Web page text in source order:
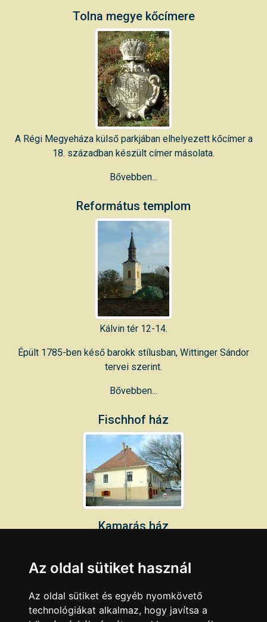
Tolna megye kőcímere
A Régi Megyeháza külső parkjában elhelyezett kőcímer a
18. században készült címer másolata.
Bővebben...
Református templom
Kálvin tér 12-14.
Épült 1785-ben késő barokk stílusban, Wittinger Sándor
tervei szerint.
Bővebben...
Fischhof ház
Kamarás ház
Az oldal sütiket használ
Az oldal sütiket és egyéb nyomkövető
technológiákat alkalmaz, hogy javítsa a